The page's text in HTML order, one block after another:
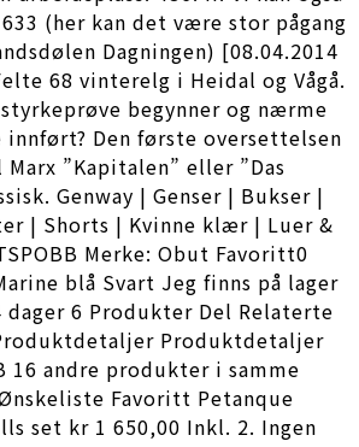
(her kan det være stor pågang
Dagningen) [08.04.2014
68 vinterelg i Heidal og Vågå.
begynner og nærme
Den første oversettelsen
”Kapitalen” eller ”Das
Genway | Genser | Bukser |
| Shorts | Kvinne klær | Luer &
Merke: Obut Favoritt0
blå Svart Jeg finns på lager
dager 6 Produkter Del Relaterte
Produktdetaljer
16 andre produkter i samme
Favoritt Petanque
set kr 1 650,00 Inkl. 2. Ingen